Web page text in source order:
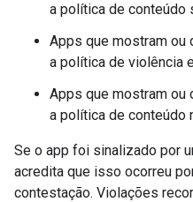
a política de conteúdo
Apps que mostram ou
a política de violência
Apps que mostram ou
a política de conteúdo
Se o app foi sinalizado por
acredita que isso ocorreu
contestação. Violações